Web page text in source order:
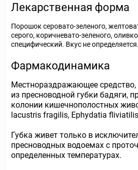
Лекарственная форма
Порошок серовато-зеленого,
серого, коричневато-зеленого,
специфический. Вкус не определяется.
Фармакодинамика
Местнораздражающее средство,
из пресноводной губки бадяги,
колонии кишечнополостных
lacustris fragilis, Ephydatia
Губка живет только в
пресноводных водоемах с
определенных температурах.